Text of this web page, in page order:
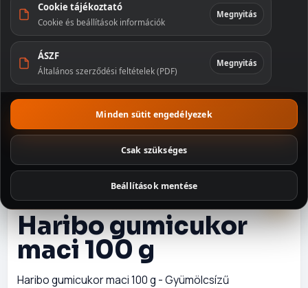
Kávé
Szörpök
Üdítők és
italok
Illatosítók és
háztartás
Csomagajánl
atok
GUMICUKOR
Haribo gumicukor
maci 100 g
Haribo gumicukor maci 100 g - Gyümölcsízű
Cookie tájékoztató
Cookie és beállítások információk
Megnyitás
ÁSZF
Általános szerződési feltételek (PDF)
Megnyitás
Minden sütit engedélyezek
Csak szükséges
Beállítások mentése